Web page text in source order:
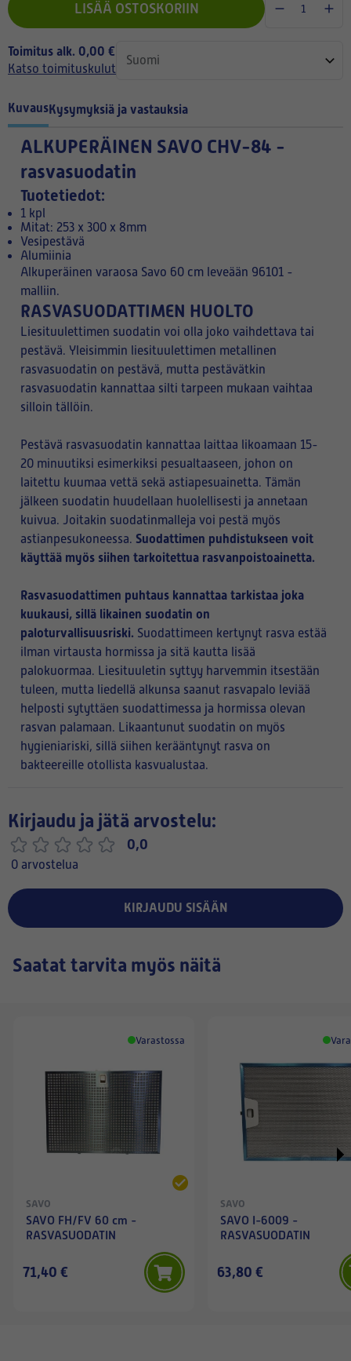
LISÄÄ OSTOSKORIIN
Toimitus alk. 0,00 €
Katso toimituskulut
KuvausKysymyksiä ja vastauksia
ALKUPERÄINEN SAVO CHV-84 -
rasvasuodatin
Tuotetiedot:
1 kpl
Mitat: 253 x 300 x 8mm
Vesipestävä
Alumiinia
Alkuperäinen varaosa Savo 60 cm leveään 96101 -
malliin.
RASVASUODATTIMEN HUOLTO
Liesituulettimen suodatin voi olla joko vaihdettava tai
pestävä. Yleisimmin liesituulettimen metallinen
rasvasuodatin on pestävä, mutta pestävätkin
rasvasuodatin kannattaa silti tarpeen mukaan vaihtaa
silloin tällöin.
Pestävä rasvasuodatin kannattaa laittaa likoamaan 15-
20 minuutiksi esimerkiksi pesualtaaseen, johon on
laitettu kuumaa vettä sekä astiapesuainetta. Tämän
jälkeen suodatin huudellaan huolellisesti ja annetaan
kuivua. Joitakin suodatinmalleja voi pestä myös
astianpesukoneessa. Suodattimen puhdistukseen voit
käyttää myös siihen tarkoitettua rasvanpoistoainetta.
Rasvasuodattimen puhtaus kannattaa tarkistaa joka
kuukausi, sillä likainen suodatin on
paloturvallisuusriski. Suodattimeen kertynyt rasva estää
ilman virtausta hormissa ja sitä kautta lisää
palokuormaa. Liesituuletin syttyy harvemmin itsestään
tuleen, mutta liedellä alkunsa saanut rasvapalo leviää
helposti sytyttäen suodattimessa ja hormissa olevan
rasvan palamaan. Likaantunut suodatin on myös
hygieniariski, sillä siihen kerääntynyt rasva on
bakteereille otollista kasvualustaa.
Kirjaudu ja jätä arvostelu:
0,0
0 arvostelua
KIRJAUDU SISÄÄN
Saatat tarvita myös näitä
Varastossa
SAVO
SAVO FH/FV 60 cm -
RASVASUODATIN
71,40 €
SAVO
SAVO I-6009 -
RASVASUODATIN
63,80 €